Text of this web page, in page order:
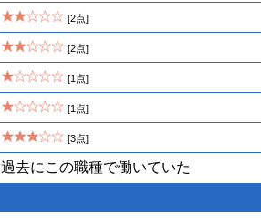
[2点]
[2点]
[1点]
[1点]
[3点]
過去にこの職種で働いていた